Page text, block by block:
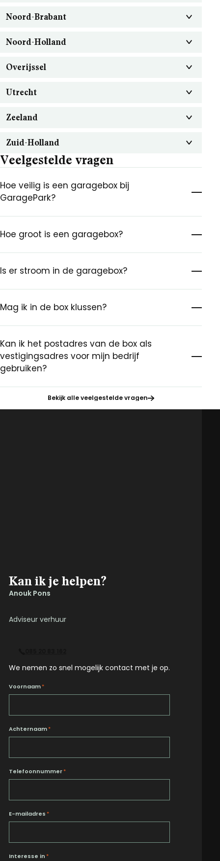
Noord-Brabant
Noord-Holland
Overijssel
Utrecht
Zeeland
Zuid-Holland
Veelgestelde vragen
Hoe veilig is een garagebox bij
GaragePark?
Hoe groot is een garagebox?
Is er stroom in de garagebox?
Mag ik in de box klussen?
Kan ik het postadres van de box als
vestigingsadres voor mijn bedrijf
gebruiken?
Bekijk alle veelgestelde vragen
Kan ik je helpen?
Anouk Pons
Adviseur verhuur
We nemen zo snel mogelijk contact met je op.
Voornaam*
Achternaam*
Telefoonnummer*
E-mailadres *
Interesse in *